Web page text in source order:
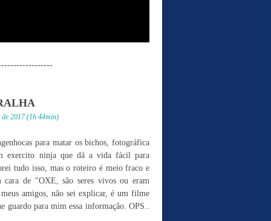
2017 (1h 44min)
para matar os bichos, fotográfica
exercito ninja que dá a vida fácil para
tudo isso, mas o roteiro é meio fraco e
de "OXE, são seres vivos ou eram
amigos, não sei explicar, é um filme
guardo para mim essa informação. OPS..